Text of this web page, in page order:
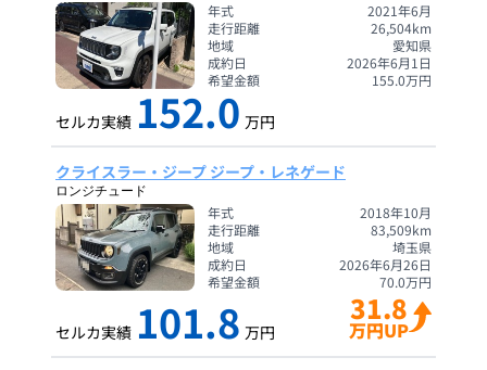
年式
2021年6月
走行距離
26,504km
地域
愛知県
成約日
2026年6月1日
希望金額
155.0万円
セルカ実績 152.0 万円
クライスラー・ジープ ジープ・レネゲード
ロンジチュード
年式
2018年10月
走行距離
83,509km
地域
埼玉県
成約日
2026年6月26日
希望金額
70.0万円
セルカ実績 101.8 万円
31.8
万円UP